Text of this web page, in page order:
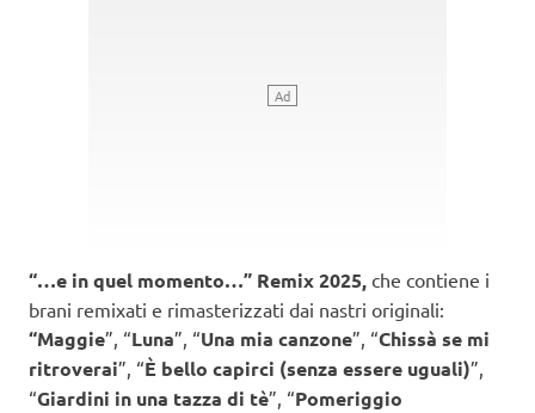
“…e in quel momento…” Remix 2025, che contiene i
brani remixati e rimasterizzati dai nastri originali:
“Maggie”, “Luna”, “Una mia canzone”, “Chissà se mi
ritroverai”, “È bello capirci (senza essere uguali)”,
“Giardini in una tazza di tè”, “Pomeriggio